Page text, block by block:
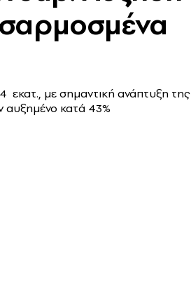
με σημαντική ανάπτυξη της
αυξημένο κατά 43%